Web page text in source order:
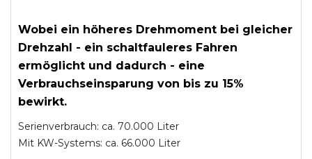
Wobei ein höheres Drehmoment bei gleicher
Drehzahl - ein schaltfauleres Fahren
ermöglicht und dadurch - eine
Verbrauchseinsparung von bis zu 15%
bewirkt.
Serienverbrauch: ca. 70.000 Liter
Mit KW-Systems: ca. 66.000 Liter